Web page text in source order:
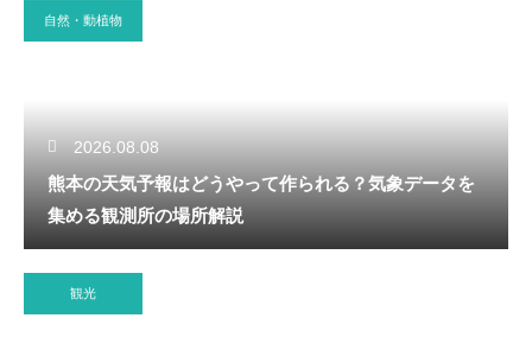
自然・動植物
2026.08.08
熊本の天気予報はどうやって作られる？気象データを
集める観測所の場所解説
観光